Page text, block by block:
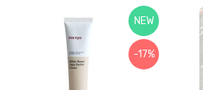
NEW
-17%